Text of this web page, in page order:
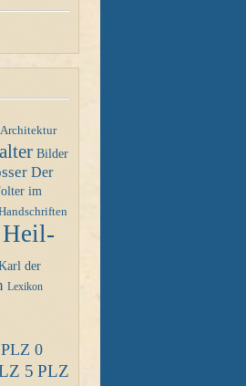
Architektur
Bilder
Der
im
Heil-
der
Lexikon
PLZ 0
5 PLZ